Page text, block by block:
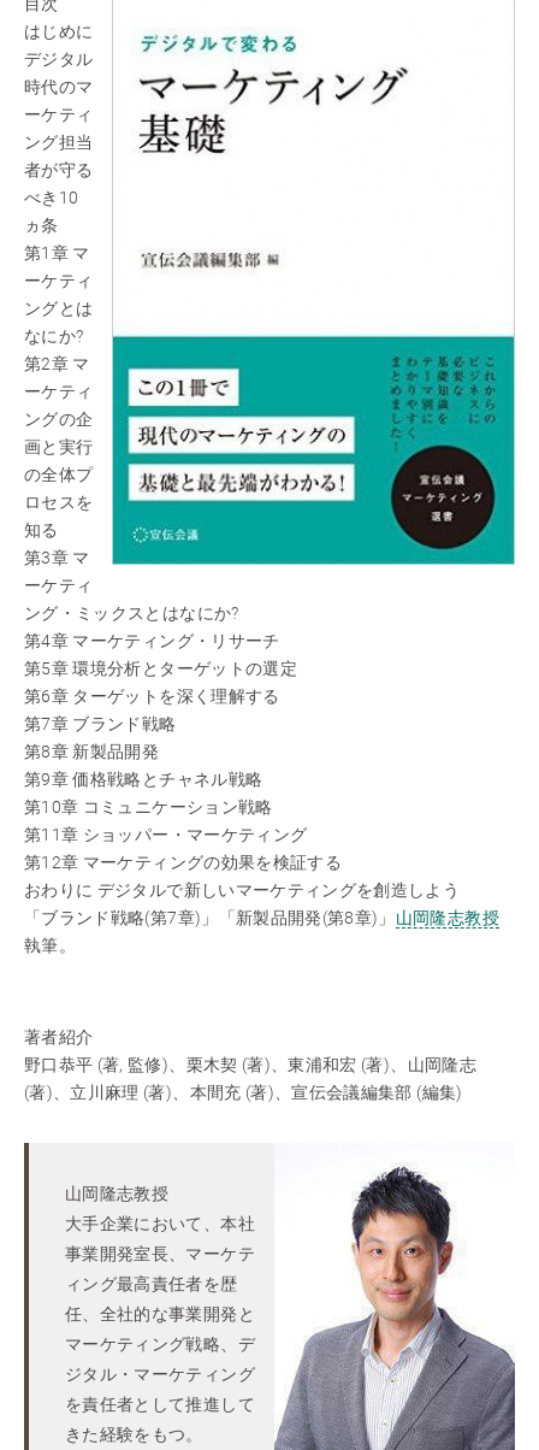
はじめに
デジタル
時代のマ
ーケティ
ング担当
者が守る
べき10
ヵ条
第1章 マ
ーケティ
ングとは
なにか?
第2章 マ
ーケティ
ングの企
画と実行
の全体プ
ロセスを
知る
第3章 マ
ーケティ
ング・ミックスとはなにか?
第4章 マーケティング・リサーチ
第5章 環境分析とターゲットの選定
第6章 ターゲットを深く理解する
第7章 ブランド戦略
第8章 新製品開発
第9章 価格戦略とチャネル戦略
第10章 コミュニケーション戦略
第11章 ショッパー・マーケティング
第12章 マーケティングの効果を検証する
おわりに デジタルで新しいマーケティングを創造しよう
「ブランド戦略(第7章)」「新製品開発(第8章)」 山岡隆志教授
執筆。
著者紹介
野口恭平 (著, 監修)、栗木契 (著)、東浦和宏 (著)、山岡隆志
(著)、立川麻理 (著)、本間充 (著)、宣伝会議編集部 (編集)
山岡隆志教授
大手企業において、本社
事業開発室長、マーケテ
ィング最高責任者を歴
任、全社的な事業開発と
マーケティング戦略、デ
ジタル・マーケティング
を責任者として推進して
きた経験をもつ。